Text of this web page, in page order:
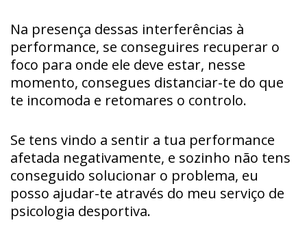
Na presença dessas interferências à
performance, se conseguires recuperar o
foco para onde ele deve estar, nesse
momento, consegues distanciar-te do que
te incomoda e retomares o controlo.
Se tens vindo a sentir a tua performance
afetada negativamente, e sozinho não tens
conseguido solucionar o problema, eu
posso ajudar-te através do meu serviço de
psicologia desportiva.